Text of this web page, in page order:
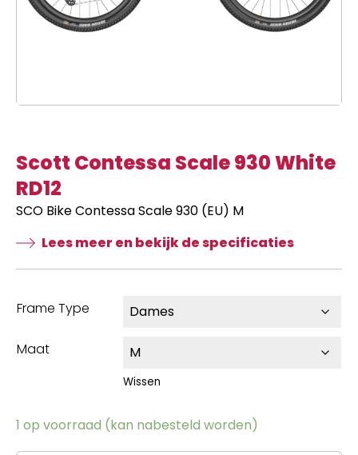
Scott Contessa Scale 930 White
RD12
SCO Bike Contessa Scale 930 (EU) M
Lees meer en bekijk de specificaties
Frame Type
Maat
Wissen
1 op voorraad (kan nabesteld worden)